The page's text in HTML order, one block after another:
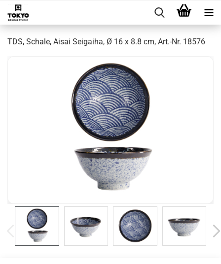
TDS, Schale, Aisai Seigaiha, Ø 16 x 8.8 cm, Art.-Nr. 18576